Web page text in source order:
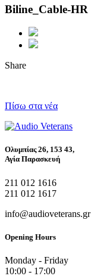
Biline_Cable-HR
Share
Πίσω στα νέα
Ολυμπίας 26, 153 43,
Αγία Παρασκευή
211 012 1616
211 012 1617
info@audioveterans.gr
Opening Hours
Monday - Friday
10:00 - 17:00